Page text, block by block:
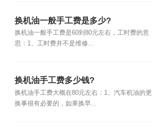
换机油一般手工费是多少?
换机油一般手工费是60到80元左右，工时费的意
思：1、工时费并不是维修...
换机油手工费多少钱?
换机油手工费大概在80元左右：1、汽车机油的更
换事很有必要的，如果换早...